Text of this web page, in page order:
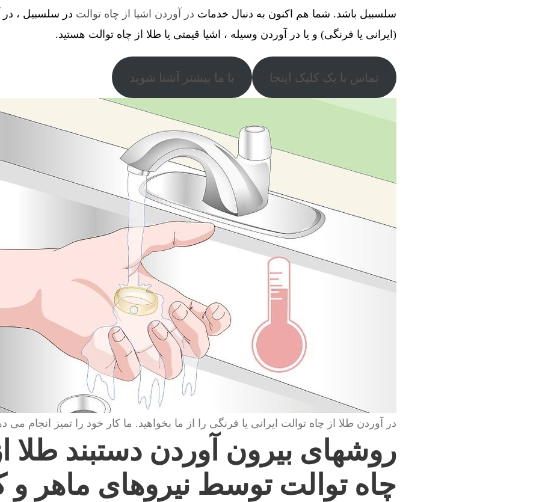
سلسبیل باشد. شما هم اکنون به دنبال خدمات در آوردن اشیا از چاه توالت در سلسبیل ، در
(ایرانی یا فرنگی) و یا در آوردن وسیله ، اشیا قیمتی یا طلا از چاه توالت هستید.
تماس با یک کلیک اینجا با ما بیشتر آشنا شوید
در آوردن طلا از چاه توالت ایرانی یا فرنگی را از ما بخواهید. ما کار خود را تمیز انجام می
روشهای بیرون آوردن دستبند طلا
چاه توالت توسط نیروهای ماهر و